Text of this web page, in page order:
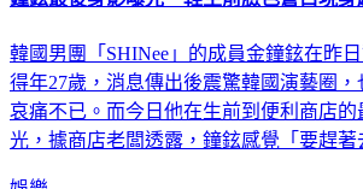
韓國男團「SHINee」的成員金鐘鉉在昨
得年27歲，消息傳出後震驚韓國演藝圈
哀痛不已。而今日他在生前到便利商店
光，據商店老闆透露，鐘鉉感覺「要趕著